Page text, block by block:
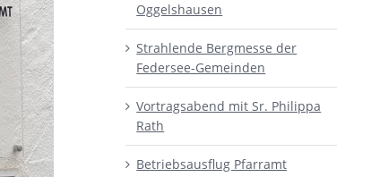
Oggelshausen
Strahlende Bergmesse der
Federsee-Gemeinden
Vortragsabend mit Sr. Philippa
Rath
Betriebsausflug Pfarramt